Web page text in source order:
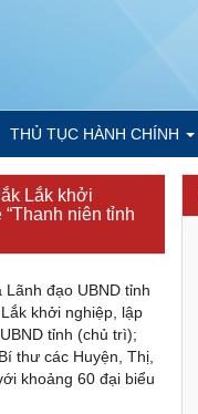
THỦ TỤC HÀNH CHÍNH
Lắk khởi
niên tỉnh
đạo UBND tỉnh
khởi nghiệp, lập
tỉnh (chủ trì);
thư các Huyện, Thị,
khoảng 60 đại biểu